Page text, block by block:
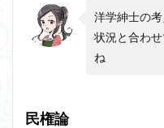
洋学紳士の
状況と合わ
ね
民権論